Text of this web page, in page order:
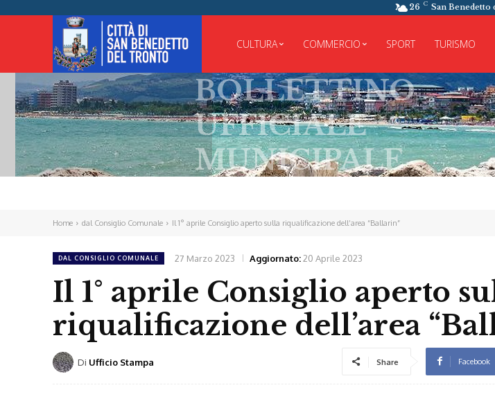
26 C San Benedetto
CULTURA COMMERCIO SPORT TURISMO
BOLLETTINO
UFFICIALE
MUNICIPALE
Home dal Consiglio Comunale Il 1° aprile Consiglio aperto sulla riqualificazione dell’area “Ballarin”
DAL CONSIGLIO COMUNALE 27 Marzo 2023 Aggiornato:20 Aprile 2023
Il 1° aprile Consiglio aperto
riqualificazione dell’area
Di Ufficio Stampa Share Facebook